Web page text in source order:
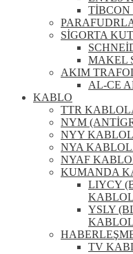
TİBCON
SİGORTA
MAKEL
AKIM
AL-CE
KABLO
TTR
NYM
NYY
NYA
NYAF
KUMANDA
LIYCY
YSLY
TV